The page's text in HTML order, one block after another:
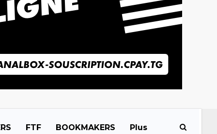
FTF BOOKMAKERS Plus